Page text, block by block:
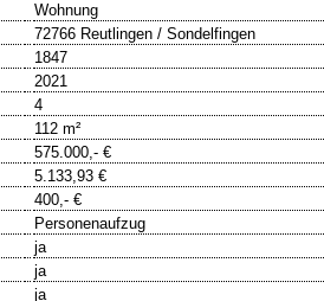
Wohnung
72766 Reutlingen / Sondelfingen
1847
2021
4
112 m²
575.000,- €
5.133,93 €
400,- €
Personenaufzug
ja
ja
ja